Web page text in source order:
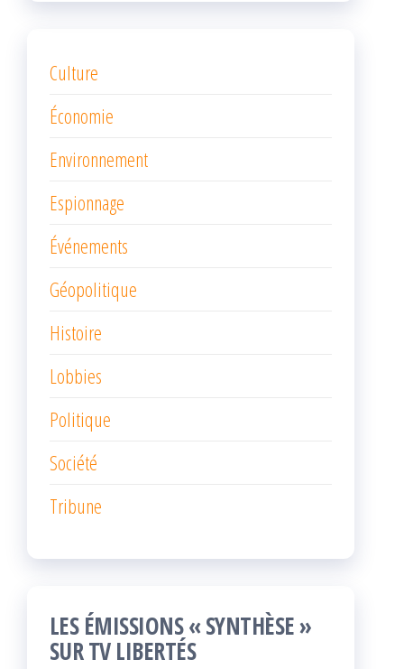
Culture
Économie
Environnement
Espionnage
Événements
Géopolitique
Histoire
Lobbies
Politique
Société
Tribune
LES ÉMISSIONS « SYNTHÈSE »
SUR TV LIBERTÉS